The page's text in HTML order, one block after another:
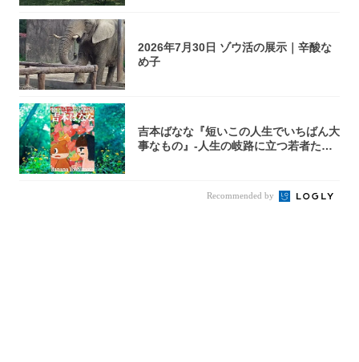
2026年7月30日 ゾウ活の展示｜辛酸な
め子
吉本ばなな『短いこの人生でいちばん大
事なもの』-人生の岐路に立つ若者たち
Recommended by